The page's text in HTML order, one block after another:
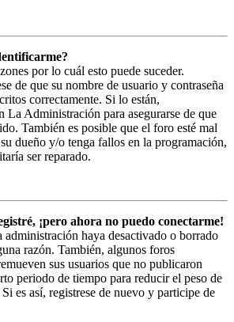
por lo cuál esto puede suceder.
de que su nombre de usuario y contraseña
correctamente. Si lo están,
La Administración para asegurarse de que
También es posible que el foro esté mal
dueño y/o tenga fallos en la programación,
ser reparado.
¡pero ahora no puedo conectarme!
administración haya desactivado o borrado
razón. También, algunos foros
sus usuarios que no publicaron
periodo de tiempo para reducir el peso de
es así, registrese de nuevo y participe de